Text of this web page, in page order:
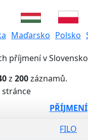
Maďarsko Polsko
příjmení v
z 200záznamů.
stránce
PŘÍJMENÍ
FILO